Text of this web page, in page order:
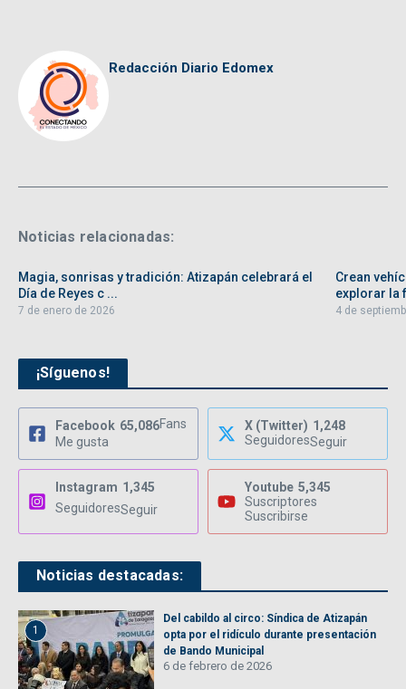
Redacción Diario Edomex
Noticias relacionadas:
Magia, sonrisas y tradición: Atizapán celebrará el
Día de Reyes c ...
7 de enero de 2026
Crean
explorar la
4 de
¡Síguenos!
Facebook 65,086Fans
Me gusta
X (Twitter) 1,248
SeguidoresSeguir
Instagram 1,345
SeguidoresSeguir
Youtube 5,345
Suscriptores
Suscribirse
Noticias destacadas:
1
Del cabildo al circo: Síndica de Atizapán
opta por el ridículo durante presentación
de Bando Municipal
6 de febrero de 2026